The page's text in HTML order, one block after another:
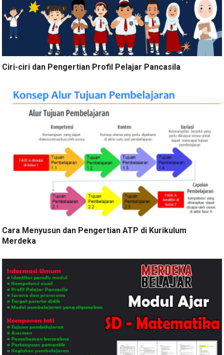
Ciri-ciri dan Pengertian Profil Pelajar Pancasila
Cara Menyusun dan Pengertian ATP di Kurikulum
Merdeka